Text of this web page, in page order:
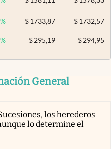
% $ 1733,87 $1732,57
% $ 295,19 $294,95
General
los herederos
lo determine el